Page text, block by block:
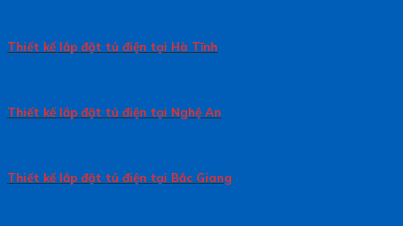
Thiết kế lắp đặt tủ điện tại Hà Tĩnh
Thiết kế lắp đặt tủ điện tại Nghệ An
Thiết kế lắp đặt tủ điện tại Bắc Giang